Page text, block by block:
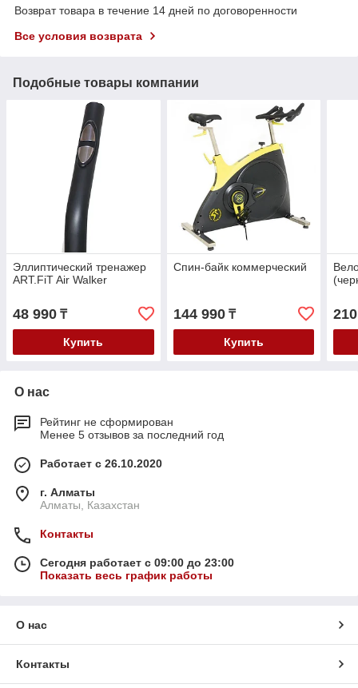
Возврат товара в течение 14 дней по договоренности
Все условия возврата
Подобные товары компании
Эллиптический тренажер
ART.FiT Air Walker
48 990 ₸
Купить
Спин-байк коммерческий
144 990₸
Купить
О нас
Рейтинг не сформирован
Менее 5 отзывов за последний год
Работает с 26.10.2020
г. Алматы
Алматы, Казахстан
Контакты
Сегодня работает с 09:00 до 23:00
Показать весь график работы
О нас
Контакты